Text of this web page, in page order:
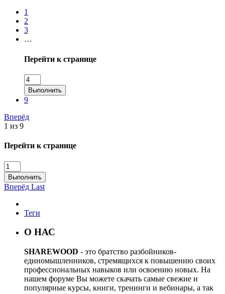
1
2
3
…
Перейти к странице
Выполнить
9
Вперёд
1 из 9
Перейти к странице
Выполнить
Вперёд Last
Теги
О НАС
SHAREWOOD - это братство разбойников-
единомышленников, стремящихся к повышению своих
профессиональных навыков или освоению новых. На
нашем форуме Вы можете скачать самые свежие и
популярные курсы, книги, тренинги и вебинары, а так